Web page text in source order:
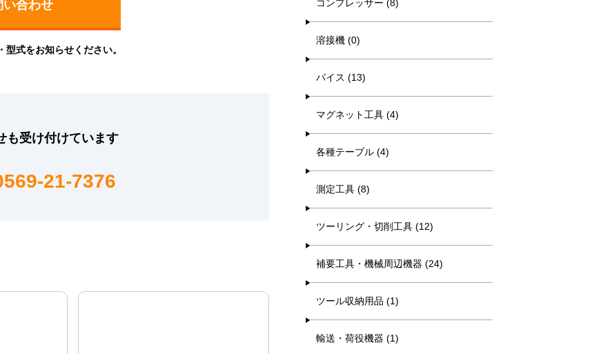
式をお知らせください。
も受け付けています
21-7376
コンプレッサー (8)
溶接機 (0)
バイス (13)
マグネット工具 (4)
各種テーブル (4)
測定工具 (8)
ツーリング・切削工具 (12)
補要工具・機械周辺機器 (24)
ツール収納用品 (1)
輸送・荷役機器 (1)